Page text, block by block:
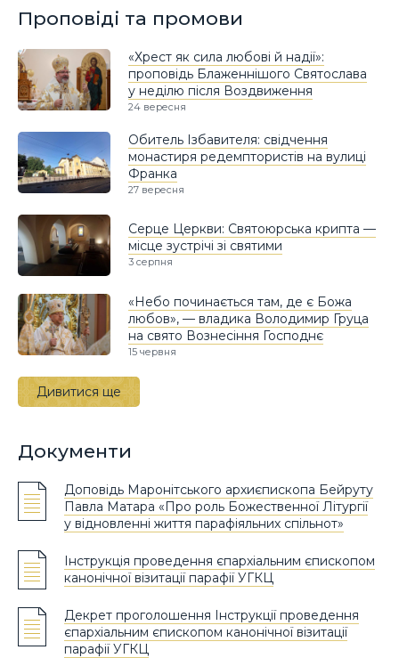
Проповіді та промови
«Хрест як сила любові й надії»:
проповідь Блаженнішого Святослава
у неділю після Воздвиження
24 вересня
Обитель Ізбавителя: свідчення
монастиря редемптористів на вулиці
Франка
27 вересня
Серце Церкви: Святоюрська крипта —
місце зустрічі зі святими
3 серпня
«Небо починається там, де є Божа
любов», — владика Володимир Груца
на свято Вознесіння Господнє
15 червня
Дивитися ще
Документи
Доповідь Маронітського архиєпископа Бейруту
Павла Матара «Про роль Божественної Літургії
у відновленні життя парафіяльних спільнот»
Інструкція проведення єпархіальним єпископом
канонічної візитації парафії УГКЦ
Декрет проголошення Інструкції проведення
єпархіальним єпископом канонічної візитації
парафії УГКЦ